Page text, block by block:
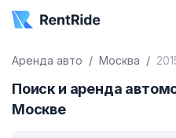
Аренда авто Москва
Поиск и аренда
Москве